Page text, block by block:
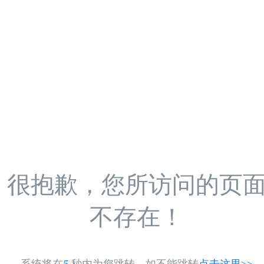
很抱歉，您所访问的页
不存在！